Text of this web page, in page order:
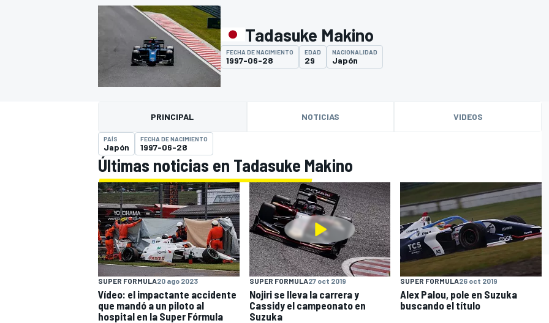
INDYCAR
WEC FÓRMULA E
Tadasuke Makino
FECHA DE NACIMIENTO
1997-06-28
EDAD
29
NACIONALIDAD
Japón
PRINCIPAL NOTICIAS VIDEOS
PAÍS
Japón
FECHA DE NACIMIENTO
1997-06-28
Últimas noticias en Tadasuke Makino
SUPER FORMULA20 ago 2023
Vídeo: el impactante accidente
que mandó a un piloto al
hospital en la Super Fórmula
SUPER FORMULA27 oct 2019
Nojiri se lleva la carrera y
Cassidy el campeonato en
Suzuka
SUPER FORMULA26 oct 2019
Alex Palou, pole en Suzuka
buscando el título